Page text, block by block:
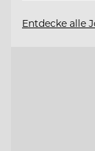
Entdecke alle